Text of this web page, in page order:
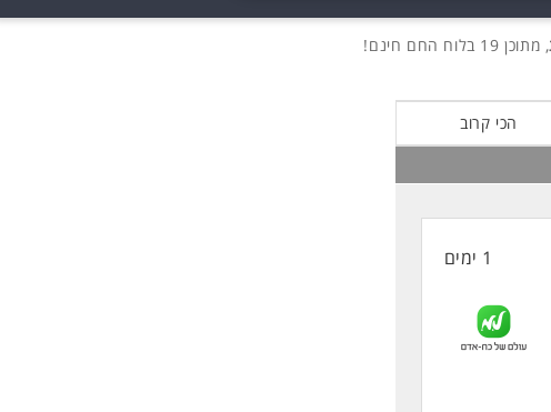
, מתוכן 19 בלוח החם חינם!
הכי קרוב
1 ימים